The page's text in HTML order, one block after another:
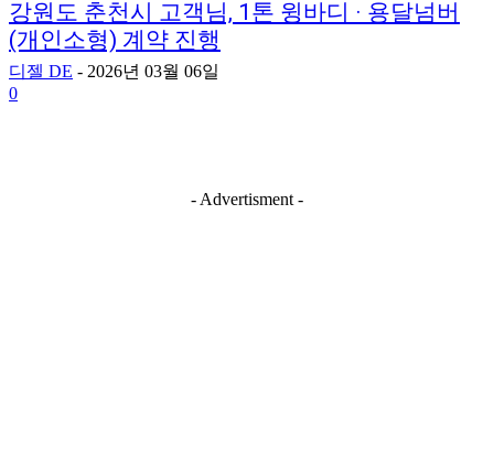
강원도 춘천시 고객님, 1톤 윙바디 · 용달넘버
(개인소형) 계약 진행
디젤 DE - 2026년 03월 06일
0
- Advertisment -